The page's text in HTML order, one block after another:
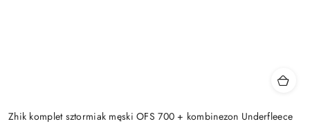
Zhik komplet sztormiak męski OFS 700 + kombinezon Underfleece